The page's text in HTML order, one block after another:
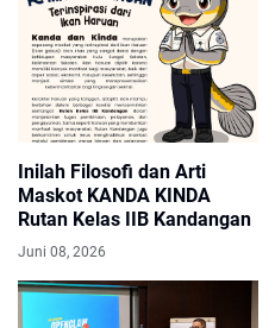
Inilah Filosofi dan Arti
Maskot KANDA KINDA
Rutan Kelas IIB Kandangan
Juni 08, 2026